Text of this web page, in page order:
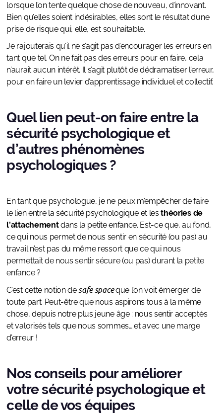
lorsque l’on tente quelque chose de nouveau, d’innovant.
Bien qu’elles soient indésirables, elles sont le résultat d’une
prise de risque qui, elle, est souhaitable.
Je rajouterais qu’il ne s’agit pas d’encourager les erreurs en
tant que tel. On ne fait pas des erreurs pour en faire, cela
n’aurait aucun intérêt. Il s’agit plutôt de dédramatiser l’erreur,
pour en faire un levier d’apprentissage individuel et collectif.
Quel lien peut-on faire entre la
sécurité psychologique et
d’autres phénomènes
psychologiques ?
En tant que psychologue, je ne peux m’empêcher de faire
le lien entre la sécurité psychologique et lesthéories de
l’attachementdans la petite enfance. Est-ce que, au fond,
ce qui nous permet de nous sentir en sécurité (ou pas) au
travail n’est pas du même ressort que ce qui nous
permettait de nous sentir sécure (ou pas) durant la petite
enfance ?
C’est cette notion desafe spaceque l’on voit émerger de
toute part. Peut-être que nous aspirons tous à la même
chose, depuis notre plus jeune âge : nous sentir acceptés
et valorisés tels que nous sommes… et avec une marge
d’erreur !
Nos conseils pour améliorer
votre sécurité psychologique et
celle de vos équipes